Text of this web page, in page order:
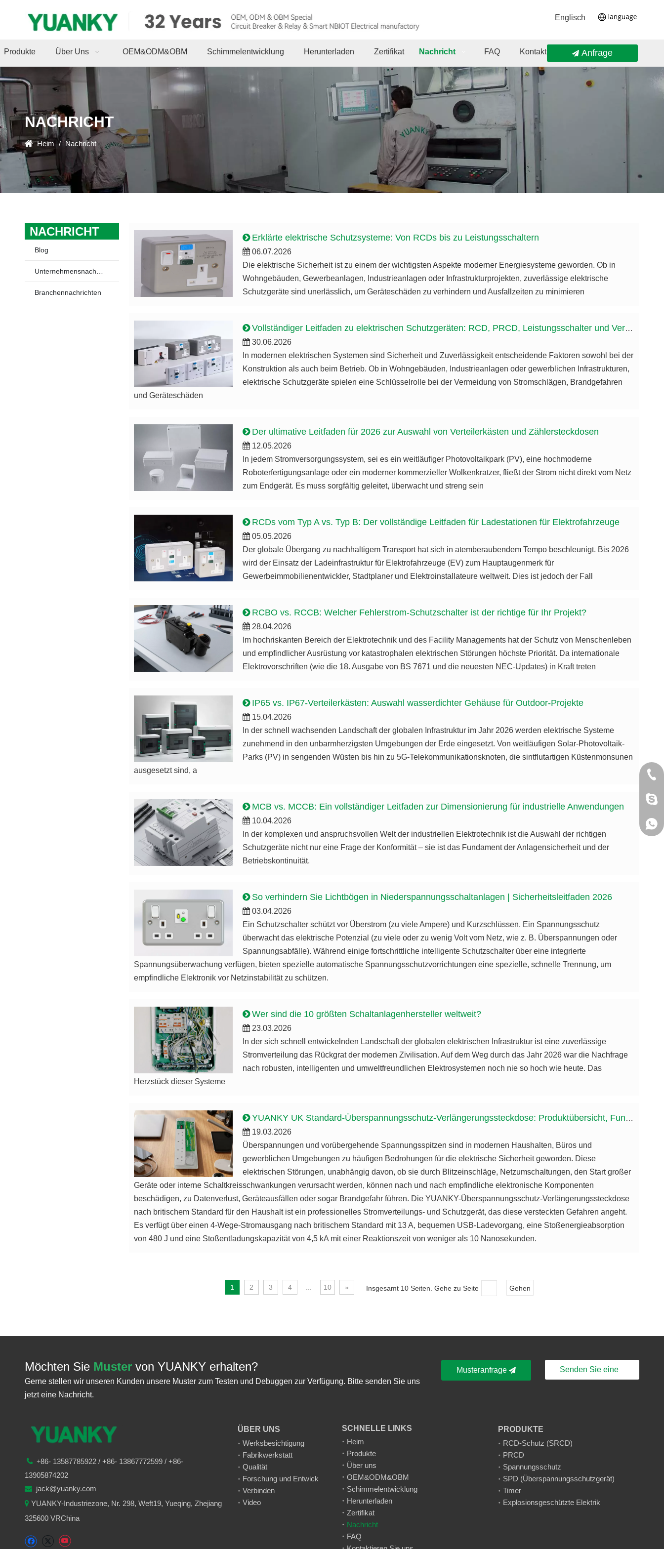
Englisch
Produkte Über Uns OEM&ODM&OBM Schimmelentwicklung Herunterladen Zertifikat Nachricht FAQ Kontaktieren Sie UnsAnfrage
NACHRICHT
Heim / Nachricht
NACHRICHT
Blog
Branchennachrichten
Erklärte elektrische Schutzsysteme: Von RCDs bis zu Leistungsschaltern
06.07.2026
Die elektrische Sicherheit ist zu einem der wichtigsten Aspekte moderner Energiesysteme geworden. Ob in
Wohngebäuden, Gewerbeanlagen, Industrieanlagen oder Infrastrukturprojekten, zuverlässige elektrische
Schutzgeräte sind unerlässlich, um Geräteschäden zu verhindern und Ausfallzeiten zu minimieren
Vollständiger Leitfaden zu elektrischen Schutzgeräten: RCD, PRCD, Leistungsschalter und Verteilerkästen erklärt
30.06.2026
In modernen elektrischen Systemen sind Sicherheit und Zuverlässigkeit entscheidende Faktoren sowohl bei der
Konstruktion als auch beim Betrieb. Ob in Wohngebäuden, Industrieanlagen oder gewerblichen Infrastrukturen,
elektrische Schutzgeräte spielen eine Schlüsselrolle bei der Vermeidung von Stromschlägen, Brandgefahren
und Geräteschäden
Der ultimative Leitfaden für 2026 zur Auswahl von Verteilerkästen und Zählersteckdosen
12.05.2026
In jedem Stromversorgungssystem, sei es ein weitläufiger Photovoltaikpark (PV), eine hochmoderne
Roboterfertigungsanlage oder ein moderner kommerzieller Wolkenkratzer, fließt der Strom nicht direkt vom Netz
zum Endgerät. Es muss sorgfältig geleitet, überwacht und streng sein
RCDs vom Typ A vs. Typ B: Der vollständige Leitfaden für Ladestationen für Elektrofahrzeuge
05.05.2026
Der globale Übergang zu nachhaltigem Transport hat sich in atemberaubendem Tempo beschleunigt. Bis 2026
wird der Einsatz der Ladeinfrastruktur für Elektrofahrzeuge (EV) zum Hauptaugenmerk für
Gewerbeimmobilienentwickler, Stadtplaner und Elektroinstallateure weltweit. Dies ist jedoch der Fall
RCBO vs. RCCB: Welcher Fehlerstrom-Schutzschalter ist der richtige für Ihr Projekt?
28.04.2026
Im hochriskanten Bereich der Elektrotechnik und des Facility Managements hat der Schutz von Menschenleben
und empfindlicher Ausrüstung vor katastrophalen elektrischen Störungen höchste Priorität. Da internationale
Elektrovorschriften (wie die 18. Ausgabe von BS 7671 und die neuesten NEC-Updates) in Kraft treten
IP65 vs. IP67-Verteilerkästen: Auswahl wasserdichter Gehäuse für Outdoor-Projekte
15.04.2026
In der schnell wachsenden Landschaft der globalen Infrastruktur im Jahr 2026 werden elektrische Systeme
zunehmend in den unbarmherzigsten Umgebungen der Erde eingesetzt. Von weitläufigen Solar-Photovoltaik-
Parks (PV) in sengenden Wüsten bis hin zu 5G-Telekommunikationsknoten, die sintflutartigen Küstenmonsunen
ausgesetzt sind, a
MCB vs. MCCB: Ein vollständiger Leitfaden zur Dimensionierung für industrielle Anwendungen
10.04.2026
In der komplexen und anspruchsvollen Welt der industriellen Elektrotechnik ist die Auswahl der richtigen
Schutzgeräte nicht nur eine Frage der Konformität – sie ist das Fundament der Anlagensicherheit und der
Betriebskontinuität.
So verhindern Sie Lichtbögen in Niederspannungsschaltanlagen | Sicherheitsleitfaden 2026
03.04.2026
Ein Schutzschalter schützt vor Überstrom (zu viele Ampere) und Kurzschlüssen. Ein Spannungsschutz
überwacht das elektrische Potenzial (zu viele oder zu wenig Volt vom Netz, wie z. B. Überspannungen oder
Spannungsabfälle). Während einige fortschrittliche intelligente Schutzschalter über eine integrierte
Spannungsüberwachung verfügen, bieten spezielle automatische Spannungsschutzvorrichtungen eine spezielle, schnelle Trennung, um
empfindliche Elektronik vor Netzinstabilität zu schützen.
Wer sind die 10 größten Schaltanlagenhersteller weltweit?
23.03.2026
In der sich schnell entwickelnden Landschaft der globalen elektrischen Infrastruktur ist eine zuverlässige
Stromverteilung das Rückgrat der modernen Zivilisation. Auf dem Weg durch das Jahr 2026 war die Nachfrage
nach robusten, intelligenten und umweltfreundlichen Elektrosystemen noch nie so hoch wie heute. Das
Herzstück dieser Systeme
YUANKY UK Standard-Überspannungsschutz-Verlängerungssteckdose: Produktübersicht, Funktionsprinzipien und praktische Anwendungen
19.03.2026
Überspannungen und vorübergehende Spannungsspitzen sind in modernen Haushalten, Büros und
gewerblichen Umgebungen zu häufigen Bedrohungen für die elektrische Sicherheit geworden. Diese
elektrischen Störungen, unabhängig davon, ob sie durch Blitzeinschläge, Netzumschaltungen, den Start großer
Geräte oder interne Schaltkreisschwankungen verursacht werden, können nach und nach empfindliche elektronische Komponenten
beschädigen, zu Datenverlust, Geräteausfällen oder sogar Brandgefahr führen. Die YUANKY-Überspannungsschutz-Verlängerungssteckdose
nach britischem Standard für den Haushalt ist ein professionelles Stromverteilungs- und Schutzgerät, das diese versteckten Gefahren angeht.
Es verfügt über einen 4-Wege-Stromausgang nach britischem Standard mit 13 A, bequemen USB-Ladevorgang, eine Stoßenergieabsorption
von 480 J und eine Stoßentladungskapazität von 4,5 kA mit einer Reaktionszeit von weniger als 10 Nanosekunden.
1 2 3 4 10 » Insgesamt 10 Seiten. Gehe zu Seite Gehen
Möchten Sie Muster von YUANKY erhalten?
Gerne stellen wir unseren Kunden unsere Muster zum Testen und Debuggen zur Verfügung. Bitte senden Sie uns
jetzt eine Nachricht.
Musteranfrage Senden Sie eine
 +86- 13587785922 / +86- 13867772599 / +86-
13905874202
 jack@yuanky.com
 YUANKY-Industriezone, Nr. 298, Weft19, Yueqing, Zhejiang
325600 VRChina
ÜBER UNS
Werksbesichtigung
Fabrikwerkstatt
Qualität
Verbinden
Video
SCHNELLE LINKS
Heim
Produkte
Über uns
OEM&ODM&OBM
Schimmelentwicklung
Herunterladen
Zertifikat
Nachricht
FAQ
PRODUKTE
RCD-Schutz (SRCD)
PRCD
Spannungsschutz
SPD (Überspannungsschutzgerät)
Timer
Explosionsgeschützte Elektrik
+86
+86